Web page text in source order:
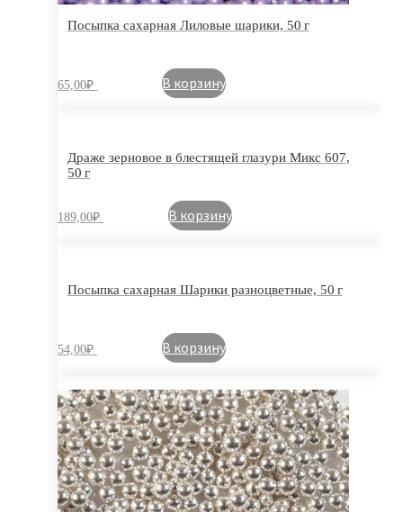
Посыпка сахарная Лиловые шарики, 50 г
65,00₽ В корзину
Драже зерновое в блестящей глазури Микс 607,
50 г
189,00₽ В корзину
Посыпка сахарная Шарики разноцветные, 50 г
54,00₽ В корзину